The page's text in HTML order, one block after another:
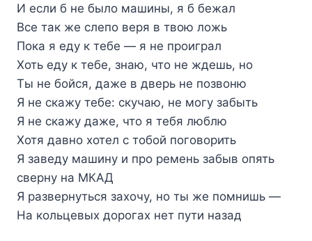
И если б не было машины, я б бежал
Все так же слепо веря в твою ложь
Пока я еду к тебе — я не проиграл
Хоть еду к тебе, знаю, что не ждешь, но
Ты не бойся, даже в дверь не позвоню
Я не скажу тебе: скучаю, не могу забыть
Я не скажу даже, что я тебя люблю
Хотя давно хотел с тобой поговорить
Я заведу машину и про ремень забыв опять
сверну на МКАД
Я развернуться захочу, но ты же помнишь —
На кольцевых дорогах нет пути назад